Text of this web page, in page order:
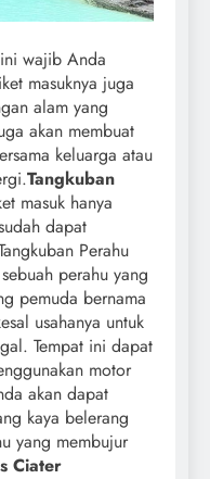
wajib Anda
masuknya juga
alam yang
akan membuat
keluarga atau
Tangkuban
masuk hanya
dapat
Perahu
perahu yang
pemuda bernama
usahanya untuk
Tempat ini dapat
motor
akan dapat
kaya belerang
yang membujur
Ciater